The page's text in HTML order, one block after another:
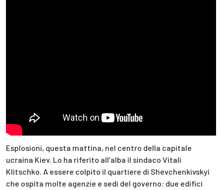
Esplosioni, questa mattina, nel centro della capitale
ucraina Kiev. Lo ha riferito all’alba il sindaco Vitali
Klitschko. A essere colpito il quartiere di Shevchenkivskyi
che ospita molte agenzie e sedi del governo: due edifici